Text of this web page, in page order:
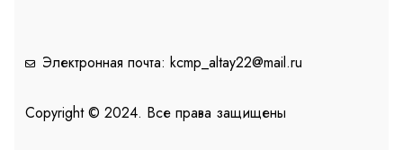
Электронная почта: kcmp_altay22@mail.ru
Copyright © 2024. Все права защищены